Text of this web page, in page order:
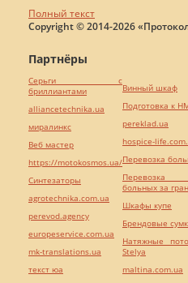
Полный текст
Copyright © 2014-2026
Партнёры
Серьги с
бриллиантами
alliancetechnika.ua
миралинкс
Веб мастер
https://motokosmos.ua/
Синтезаторы
agrotechnika.com.ua
perevod.agency
europeservice.com.ua
mk-translations.ua
текст юа
Винный шкаф
Подготовка к
pereklad.ua
hospice-
Перевозка
Перевозка
больных за
Шкафы купе
Брендовые
Натяжные
Stelya
maltina.com.ua